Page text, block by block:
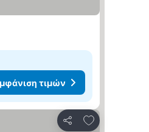
τιμών
Κοινοποίηση
Προσθήκη